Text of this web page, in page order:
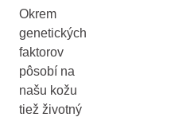
Okrem
genetických
faktorov
pôsobí na
našu kožu
tiež životný